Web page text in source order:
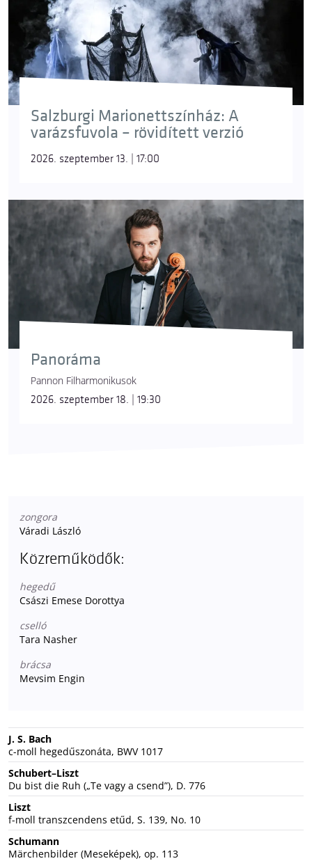
Salzburgi Marionettszínház: A
varázsfuvola – rövidített verzió
2026. szeptember 13. | 17:00
Panoráma
Pannon Filharmonikusok
2026. szeptember 18. | 19:30
zongora
Váradi László
Közreműködők:
hegedű
Császi Emese Dorottya
cselló
Tara Nasher
brácsa
Mevsim Engin
J. S. Bach
c-moll hegedűszonáta, BWV 1017
Schubert–Liszt
Du bist die Ruh („Te vagy a csend”), D. 776
Liszt
f-moll transzcendens etűd, S. 139, No. 10
Schumann
Märchenbilder (Meseképek), op. 113